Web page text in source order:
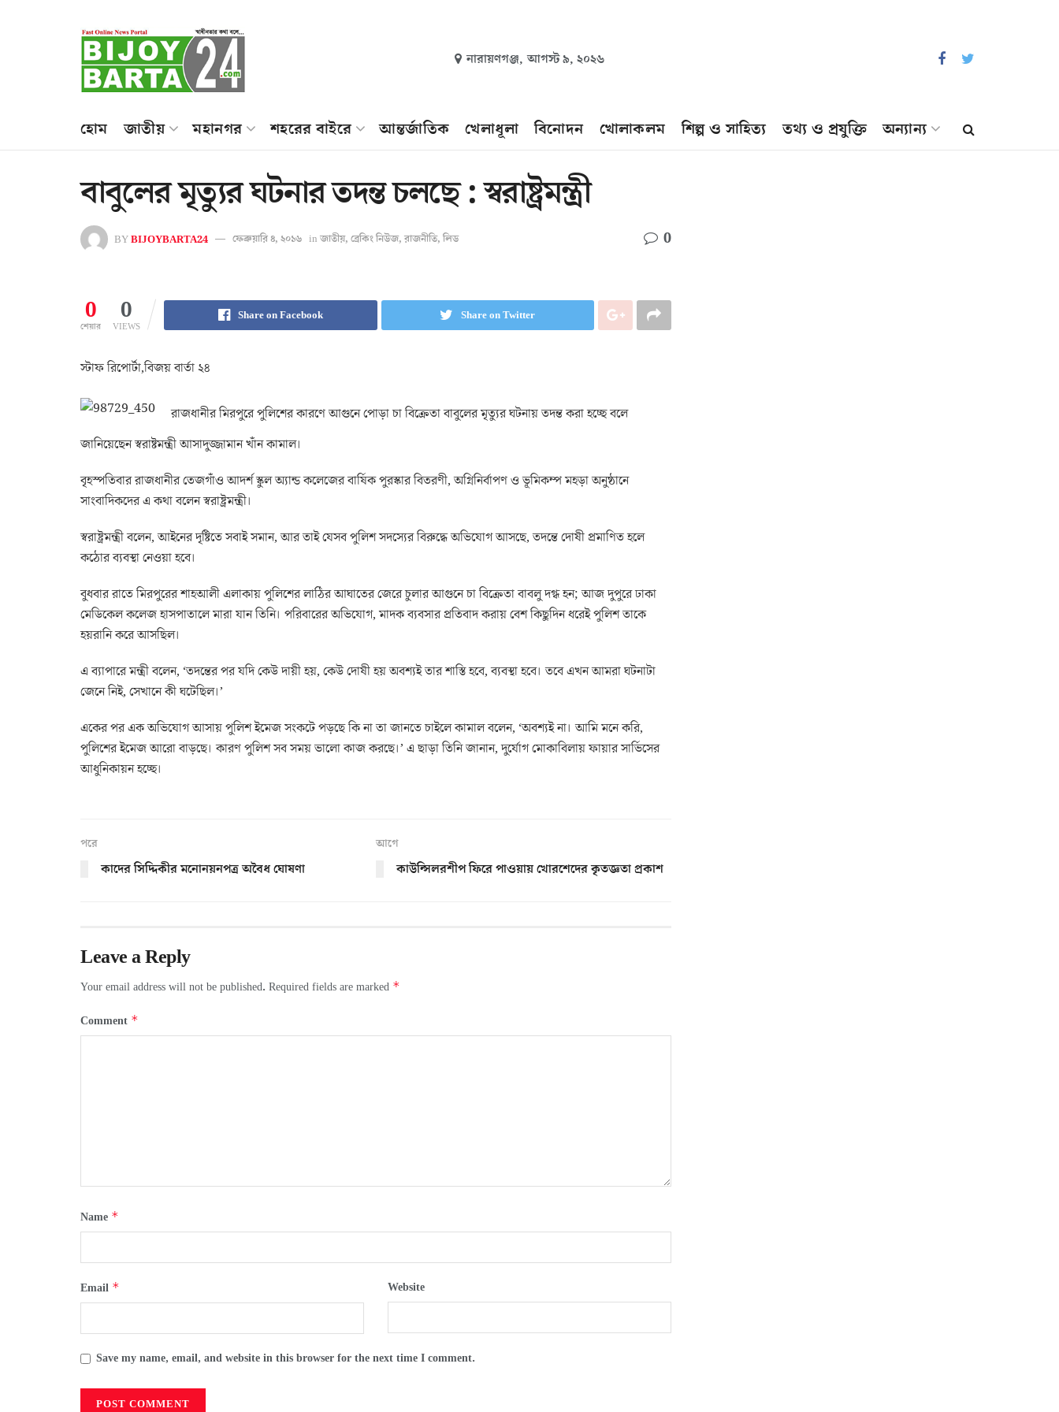
নারায়ণগঞ্জ, আগস্ট ৯, ২০২৬
হোম জাতীয় মহানগর শহরের বাইরে আন্তর্জাতিক খেলাধূলা বিনোদন খোলাকলম শিল্প ও সাহিত্য তথ্য ও প্রযুক্তি অন্যান্য
বাবুলের মৃত্যুর ঘটনার তদন্ত চলছে : স্বরাষ্ট্রমন্ত্রী
BYBIJOYBARTA24 ফেব্রুয়ারি ৪, ২০১৬ in জাতীয়, ব্রেকিং নিউজ, রাজনীতি, লিড 0
0
শেয়ার
0
VIEWS
Share on Facebook Share on Twitter
স্টাফ রিপোর্টা,বিজয় বার্তা ২৪
রাজধানীর মিরপুরে পুলিশের কারণে আগুনে পোড়া চা বিক্রেতা বাবুলের মৃত্যুর ঘটনায় তদন্ত করা হচ্ছে বলে
জানিয়েছেন স্বরাষ্টমন্ত্রী আসাদুজ্জামান খাঁন কামাল।
বৃহস্পতিবার রাজধানীর তেজগাঁও আদর্শ স্কুল অ্যান্ড কলেজের বার্ষিক পুরস্কার বিতরণী, অগ্নিনির্বাপণ ও ভূমিকম্প মহড়া অনুষ্ঠানে
সাংবাদিকদের এ কথা বলেন স্বরাষ্ট্রমন্ত্রী।
স্বরাষ্ট্রমন্ত্রী বলেন, আইনের দৃষ্টিতে সবাই সমান, আর তাই যেসব পুলিশ সদস্যের বিরুদ্ধে অভিযোগ আসছে, তদন্তে দোষী প্রমাণিত হলে
কঠোর ব্যবস্থা নেওয়া হবে।
বুধবার রাতে মিরপুরের শাহআলী এলাকায় পুলিশের লাঠির আঘাতের জেরে চুলার আগুনে চা বিক্রেতা বাবলু দগ্ধ হন; আজ দুপুরে ঢাকা
মেডিকেল কলেজ হাসপাতালে মারা যান তিনি। পরিবারের অভিযোগ, মাদক ব্যবসার প্রতিবাদ করায় বেশ কিছুদিন ধরেই পুলিশ তাকে
হয়রানি করে আসছিল।
এ ব্যাপারে মন্ত্রী বলেন, ‘তদন্তের পর যদি কেউ দায়ী হয়, কেউ দোষী হয় অবশ্যই তার শাস্তি হবে, ব্যবস্থা হবে। তবে এখন আমরা ঘটনাটা
জেনে নিই, সেখানে কী ঘটেছিল।’
একের পর এক অভিযোগ আসায় পুলিশ ইমেজ সংকটে পড়ছে কি না তা জানতে চাইলে কামাল বলেন, ‘অবশ্যই না। আমি মনে করি,
পুলিশের ইমেজ আরো বাড়ছে। কারণ পুলিশ সব সময় ভালো কাজ করছে।’ এ ছাড়া তিনি জানান, দুর্যোগ মোকাবিলায় ফায়ার সার্ভিসের
আধুনিকায়ন হচ্ছে।
পরে
কাদের সিদ্দিকীর মনোনয়নপত্র অবৈধ ঘোষণা
আগে
কাউন্সিলরশীপ ফিরে পাওয়ায় খোরশেদের কৃতজ্ঞতা প্রকাশ
Leave a Reply
Your email address will not be published. Required fields are marked *
Comment *
Name *
Email * Website
Save my name, email, and website in this browser for the next time I comment.